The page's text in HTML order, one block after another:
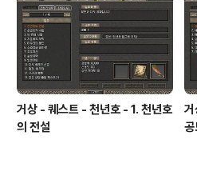
거상 - 퀘스트 - 천년호 - 1. 천년호
의 전설
공